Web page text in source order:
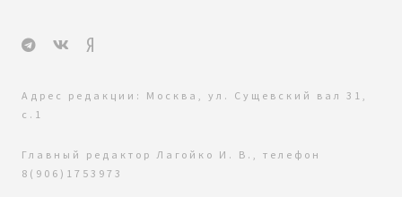
Адрес редакции: Москва, ул. Сущевский вал 31,
с.1
Главный редактор Лагойко И. В., телефон
8(906)1753973